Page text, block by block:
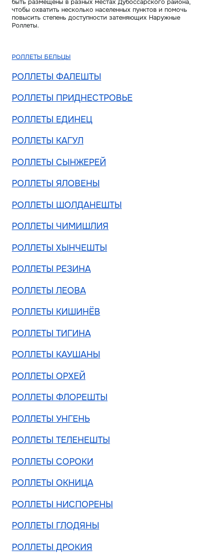
быть размещены в разных местах Дубоссарского района,
чтобы охватить несколько населенных пунктов и помочь
повысить степень доступности затеняющих Наружные
Роллеты.
РОЛЛЕТЫ БЕЛЬЦЫ
РОЛЛЕТЫ ФАЛЕШТЫ
РОЛЛЕТЫ ПРИДНЕСТРОВЬЕ
РОЛЛЕТЫ ЕДИНЕЦ
РОЛЛЕТЫ КАГУЛ
РОЛЛЕТЫ СЫНЖЕРЕЙ
РОЛЛЕТЫ ЯЛОВЕНЫ
РОЛЛЕТЫ ШОЛДАНЕШТЫ
РОЛЛЕТЫ ЧИМИШЛИЯ
РОЛЛЕТЫ ХЫНЧЕШТЫ
РОЛЛЕТЫ РЕЗИНА
РОЛЛЕТЫ ЛЕОВА
РОЛЛЕТЫ КИШИНЁВ
РОЛЛЕТЫ ТИГИНА
РОЛЛЕТЫ КАУШАНЫ
РОЛЛЕТЫ ОРХЕЙ
РОЛЛЕТЫ ФЛОРЕШТЫ
РОЛЛЕТЫ УНГЕНЬ
РОЛЛЕТЫ ТЕЛЕНЕШТЫ
РОЛЛЕТЫ СОРОКИ
РОЛЛЕТЫ ОКНИЦА
РОЛЛЕТЫ НИСПОРЕНЫ
РОЛЛЕТЫ ГЛОДЯНЫ
РОЛЛЕТЫ ДРОКИЯ